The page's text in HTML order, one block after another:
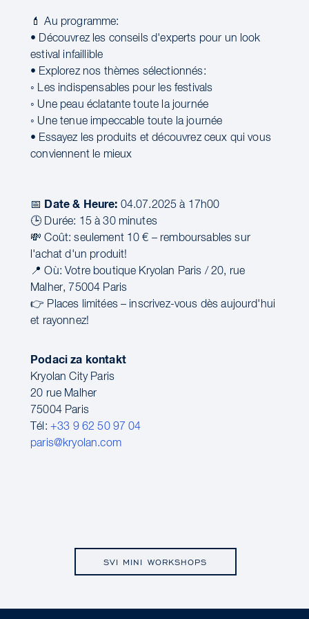
💄 Au programme:
• Découvrez les conseils d'experts pour un look
estival infaillible
• Explorez nos thèmes sélectionnés:
◦ Les indispensables pour les festivals
◦ Une peau éclatante toute la journée
◦ Une tenue impeccable toute la journée
• Essayez les produits et découvrez ceux qui vous
conviennent le mieux
📅 Date & Heure: 04.07.2025 à 17h00
🕒 Durée: 15 à 30 minutes
💸 Coût: seulement 10 € – remboursables sur
l'achat d'un produit!
📍 Où: Votre boutique Kryolan Paris / 20, rue
Malher, 75004 Paris
👉 Places limitées – inscrivez-vous dès aujourd'hui
et rayonnez!
Podaci za kontakt
Kryolan City Paris
20 rue Malher
75004 Paris
Tél: +33 9 62 50 97 04
paris@kryolan.com
SVI MINI WORKSHOPS